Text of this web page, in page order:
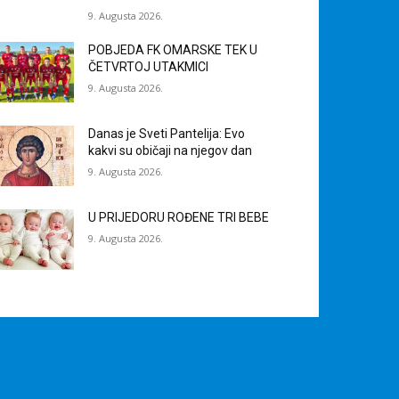
9. Augusta 2026.
POBJEDA FK OMARSKE TEK U
ČETVRTOJ UTAKMICI
9. Augusta 2026.
Danas je Sveti Pantelija: Evo
kakvi su običaji na njegov dan
9. Augusta 2026.
U PRIJEDORU ROĐENE TRI BEBE
9. Augusta 2026.